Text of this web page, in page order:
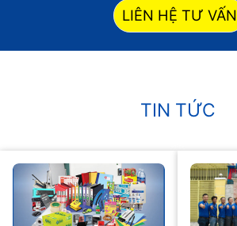
LIÊN HỆ TƯ VẤN
TIN TỨC